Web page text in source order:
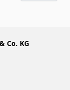
Co. KG